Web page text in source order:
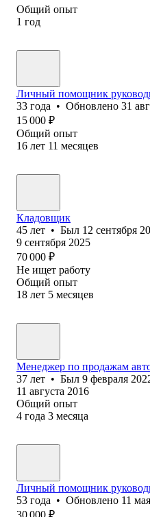
Общий опыт
1 год
Личный помощник
33 года • Обновлено 31
15 000 ₽
Общий опыт
16 лет 11 месяцев
Кладовщик
45 лет • Был 12 сентября
9 сентября 2025
70 000 ₽
Не ищет работу
Общий опыт
18 лет 5 месяцев
Менеджер по продажам
37 лет • Был 9 февраля
11 августа 2016
Общий опыт
4 года 3 месяца
Личный помощник
53 года • Обновлено 11
30 000 ₽